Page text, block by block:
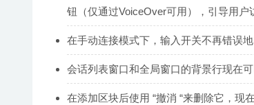
钮（仅通过VoiceOver可用），引导用户
在手动连接模式下，输入开关不再错误地
会话列表窗口和全局窗口的背景行现在
在添加区块后使用 “撤消 “来删除它，现